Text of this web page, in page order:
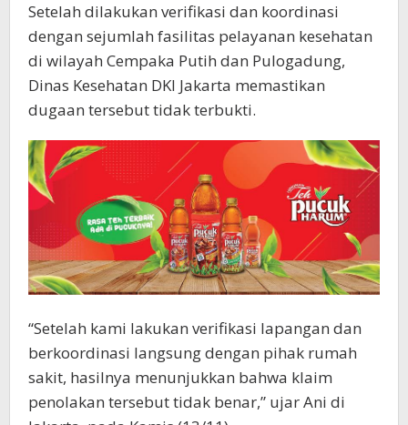
Setelah dilakukan verifikasi dan koordinasi
dengan sejumlah fasilitas pelayanan kesehatan
di wilayah Cempaka Putih dan Pulogadung,
Dinas Kesehatan DKI Jakarta memastikan
dugaan tersebut tidak terbukti.
“Setelah kami lakukan verifikasi lapangan dan
berkoordinasi langsung dengan pihak rumah
sakit, hasilnya menunjukkan bahwa klaim
penolakan tersebut tidak benar,” ujar Ani di